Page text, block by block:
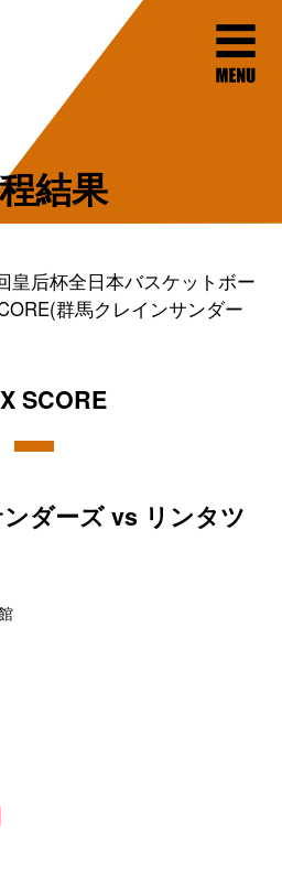
結果
皇后杯全日本バスケットボー
群馬クレインサンダー
SCORE
ダーズ vs リンタツ